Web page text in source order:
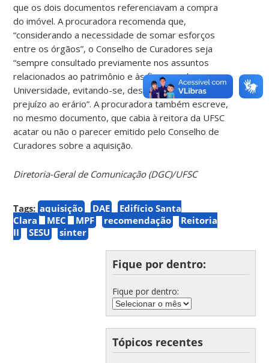
que os dois documentos referenciavam a compra
do imóvel. A procuradora recomenda que,
“considerando a necessidade de somar esforços
entre os órgãos”, o Conselho de Curadores seja
“sempre consultado previamente nos assuntos
relacionados ao patrimônio e às finanças da
Universidade, evitando-se, desta forma, eventual
prejuízo ao erário”. A procuradora também escreve,
no mesmo documento, que cabia à reitora da UFSC
acatar ou não o parecer emitido pelo Conselho de
Curadores sobre a aquisição.
Diretoria-Geral de Comunicação (DGC)/UFSC
Tags: aquisição DAE
Edifício Santa
Clara
MEC MPF recomendação
Reitoria
II
SESU sinter
Fique por dentro:
Fique por dentro:
Tópicos recentes